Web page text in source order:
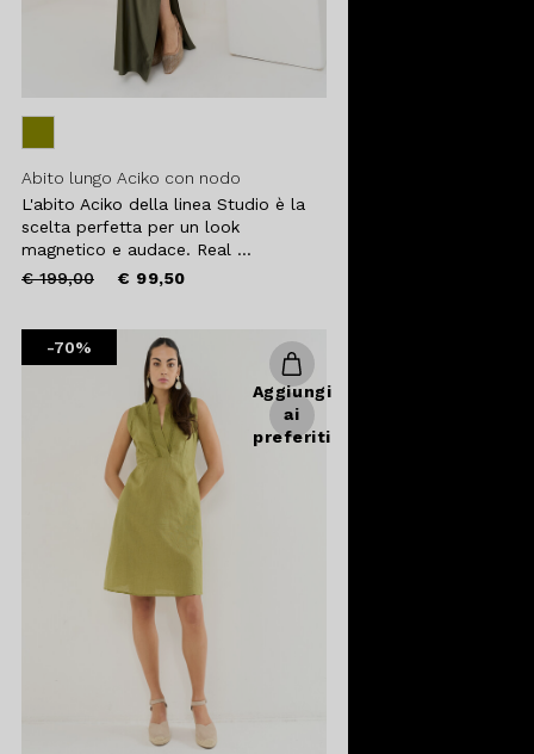
Abito lungo Aciko con nodo
L'abito Aciko della linea Studio è la
scelta perfetta per un look
magnetico e audace. Real ...
Price
€ 199,00to € 99,50
-70%
Aggiungi
ai
preferiti